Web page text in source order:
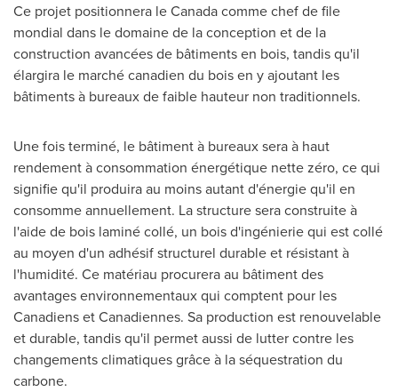
Ce projet positionnera leCanadacomme chef de file
mondial dans le domaine de la conception et de la
construction avancées de bâtiments en bois, tandis qu'il
élargira le marché canadien du bois en y ajoutant les
bâtiments à bureaux de faible hauteur non traditionnels.
Une fois terminé, le bâtiment à bureaux sera à haut
rendement à consommation énergétique nette zéro, ce qui
signifie qu'il produira au moins autant d'énergie qu'il en
consomme annuellement. La structure sera construite à
l'aide de bois laminé collé, un bois d'ingénierie qui est collé
au moyen d'un adhésif structurel durable et résistant à
l'humidité. Ce matériau procurera au bâtiment des
avantages environnementaux qui comptent pour les
Canadiens et Canadiennes. Sa production est renouvelable
et durable, tandis qu'il permet aussi de lutter contre les
changements climatiques grâce à la séquestration du
carbone.